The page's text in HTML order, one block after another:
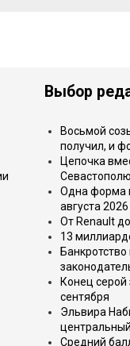
Выбор
Восьмой
получил, и
Цепочка
Одна форма
августа
От Renault
13
Конец серой
сентября
Эльвира
Средний